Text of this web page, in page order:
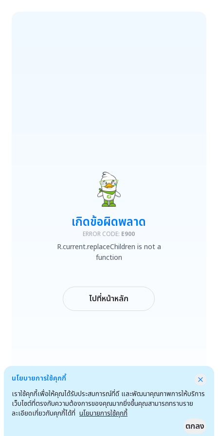
R.current.replaceChildren is not a function
เกิดข้อผิดพลาด
ERROR CODE: E900
R.current.replaceChildren is not a
function
ไปที่หน้าหลัก
นโยบายการใช้คุกกี้
เราใช้คุกกี้เพื่อให้คุณได้รับประสบการณ์ที่ดี และพัฒนาคุณภาพการให้บริการ
เว็บไซต์ที่ตรงกับความต้องการของคุณมากยิ่งขึ้นคุณสามารถทราบราย
ละเอียดเกี่ยวกับคุกกี้ได้ที่ นโยบายการใช้คุกกี้
ตกลง